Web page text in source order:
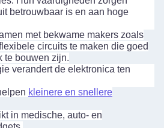
betrouwbaar is en aan hoge
met bekwame makers zoals
circuits te maken die goed
te bouwen zijn.
verandert de elektronica ten
kleinere en snellere
in medische, auto- en